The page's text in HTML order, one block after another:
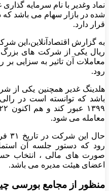
نماد وغدیر با نام سرمایه
شده در بازار سهام می باشد
قرار دارد.
ریال یکی از شرکت های
معاملات آن تاثیر به سزایی
رود.
هلدینگ غدیر همچنین یکی از
باشد که توانسته است در
معامله می شود.
رود که دستور جلسه آن
صورت های مالی ، انتخاب
اعضای هیئت مدیره می باشد.
منظور از مجامع بورسی